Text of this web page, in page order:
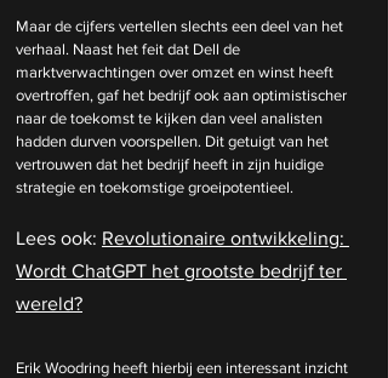
Maar de cijfers vertellen slechts een deel van het
verhaal. Naast het feit dat Dell de
marktverwachtingen over omzet en winst heeft
overtroffen, gaf het bedrijf ook aan optimistischer
naar de toekomst te kijken dan veel analisten
hadden durven voorspellen. Dit getuigt van het
vertrouwen dat het bedrijf heeft in zijn huidige
strategie en toekomstige groeipotentieel.
Lees ook: Revolutionaire ontwikkeling:
Wordt ChatGPT het grootste bedrijf ter
wereld?
Erik Woodring heeft hierbij een interessant inzicht